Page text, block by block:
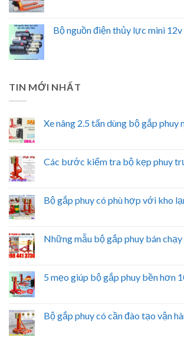
Bộ nguồn điện thủy lực mini
TIN MỚI NHẤT
Xe nâng 2.5 tấn dùng bộ gắp phuy
Các bước kiểm tra bộ kẹp phuy
Bộ gắp phuy có phù hợp với kho
Những mẫu bộ gắp phuy bán chạy
5 mẹo giúp bộ gắp phuy bền hơn
Bộ gắp phuy có cần đào tạo vận